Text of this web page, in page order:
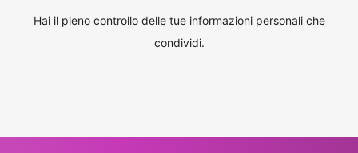
Hai il pieno controllo delle tue informazioni personali che
condividi.